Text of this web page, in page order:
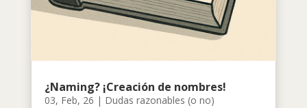
¿Naming? ¡Creación de nombres!
03, Feb, 26 | Dudas razonables (o no)